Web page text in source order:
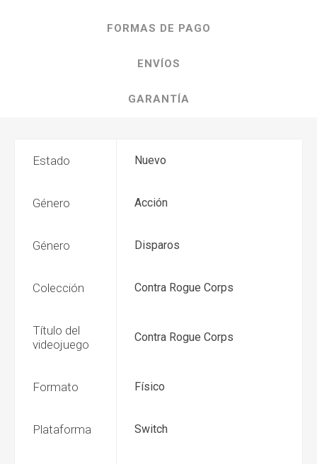
FORMAS DE PAGO
ENVÍOS
GARANTÍA
Estado Nuevo
Género Acción
Género Disparos
Colección Contra Rogue Corps
Título del
videojuego
Contra Rogue Corps
Formato Físico
Plataforma Switch